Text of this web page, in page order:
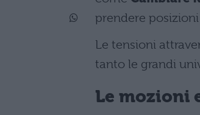
prendere
Le tensioni
tanto le grandi
Le mozioni